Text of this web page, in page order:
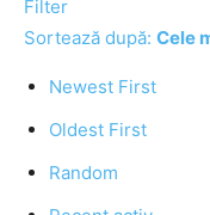
Filter
Sortează după: Cele
Newest First
Oldest First
Random